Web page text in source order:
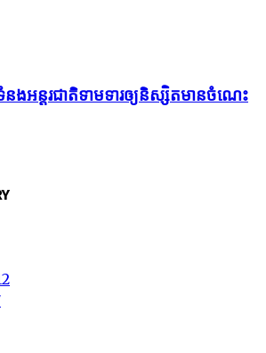
ទំនងអន្តរជាតិទាមទារឲ្យនិស្សិតមានចំណេះ